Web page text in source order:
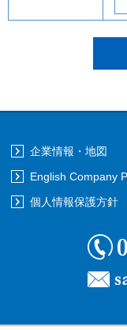
企業情報・地図
English Company
個人情報保護方針